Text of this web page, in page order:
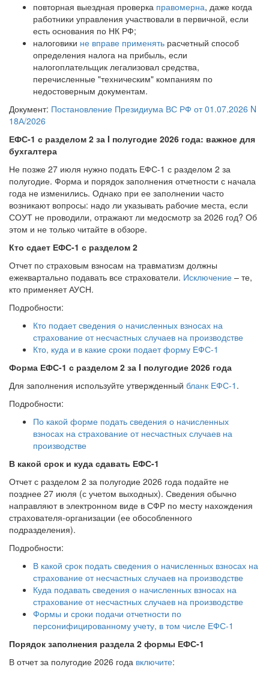
повторная выездная проверка правомерна, даже когда
работники управления участвовали в первичной, если
есть основания по НК РФ;
налоговики не вправе применять расчетный способ
определения налога на прибыль, если
налогоплательщик легализовал средства,
перечисленные "техническим" компаниям по
недостоверным документам.
Документ: Постановление Президиума ВС РФ от 01.07.2026 N
18А/2026
ЕФС-1 с разделом 2 за I полугодие 2026 года: важное для
бухгалтера
Не позже 27 июля нужно подать ЕФС-1 с разделом 2 за
полугодие. Форма и порядок заполнения отчетности с начала
года не изменились. Однако при ее заполнении часто
возникают вопросы: надо ли указывать рабочие места, если
СОУТ не проводили, отражают ли медосмотр за 2026 год? Об
этом и не только читайте в обзоре.
Кто сдает ЕФС-1 с разделом 2
Отчет по страховым взносам на травматизм должны
ежеквартально подавать все страхователи. Исключение – те,
кто применяет АУСН.
Подробности:
Кто подает сведения о начисленных взносах на
страхование от несчастных случаев на производстве
Кто, куда и в какие сроки подает форму ЕФС-1
Форма ЕФС-1 с разделом 2 за I полугодие 2026 года
Для заполнения используйте утвержденный бланк ЕФС-1 .
Подробности:
По какой форме подать сведения о начисленных
взносах на страхование от несчастных случаев на
производстве
В какой срок и куда сдавать ЕФС-1
Отчет с разделом 2 за полугодие 2026 года подайте не
позднее 27 июля (с учетом выходных). Сведения обычно
направляют в электронном виде в СФР по месту нахождения
страхователя-организации (ее обособленного
подразделения).
Подробности:
В какой срок подать сведения о начисленных взносах на
страхование от несчастных случаев на производстве
Куда подавать сведения о начисленных взносах на
страхование от несчастных случаев на производстве
Формы и сроки подачи отчетности по
персонифицированному учету, в том числе ЕФС-1
Порядок заполнения раздела 2 формы ЕФС-1
В отчет за полугодие 2026 года включите: